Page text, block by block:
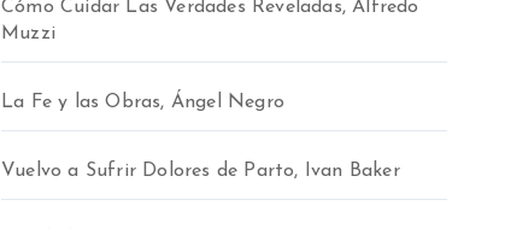
Cómo Cuidar Las Verdades Reveladas, Alfredo
Muzzi
La Fe y las Obras, Ángel Negro
Vuelvo a Sufrir Dolores de Parto, Ivan Baker